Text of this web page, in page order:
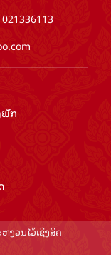
ພັກ
ງວນໄວ້ເຊິງສິດ